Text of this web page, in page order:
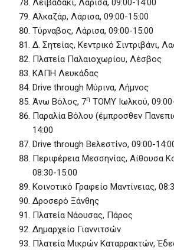
Αλκαζάρ, Λάρισα, 09:00-15:00
Τύρναβος, Λάρισα, 09:00-15:00
Δ. Σητείας, Κεντρικό Σιντριβάνι,
Πλατεία Παλαιοχωρίου, Λέσβος
ΚΑΠΗ Λευκάδας
Drive through Μύρινα, Λήμνος
Άνω Βόλος, 7η ΤΟΜΥ Ιωλκού,
Παραλία Βόλου (έμπροσθεν
14:00
Drive through Βελεστίνο, 09:00-
Περιφέρεια Μεσσηνίας, Αίθουσα
08:30-15:00
Κοινοτικό Γραφείο Μαντίνειας,
Δροσερό Ξάνθης
Πλατεία Νάουσας, Πάρος
Δημαρχείο Γιαννιτσών
Πλατεία Μικρών Καταρρακτών,